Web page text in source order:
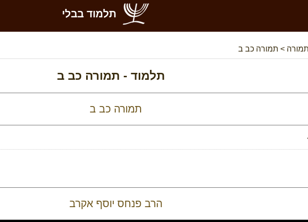
תלמוד בבלי
תמורה > תמורה כב ב
תלמוד - תמורה כב ב